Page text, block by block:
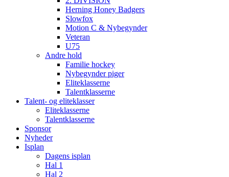
Herning Honey Badgers
Slowfox
Motion C & Nybegynder
Veteran
U75
Andre hold
Familie hockey
Nybegynder piger
Eliteklasserne
Talentklasserne
Talent- og eliteklasser
Eliteklasserne
Talentklasserne
Sponsor
Nyheder
Isplan
Dagens isplan
Hal 1
Hal 2